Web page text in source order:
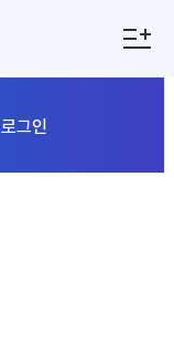
로그인